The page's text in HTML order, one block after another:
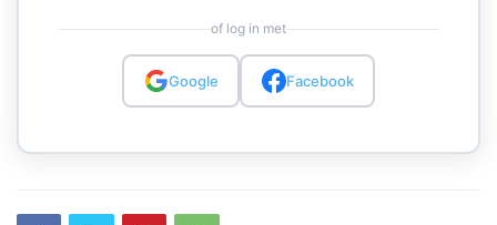
of log in met
Google Facebook